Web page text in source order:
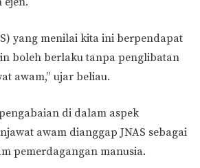
yang menilai kita ini berpendapat
boleh berlaku tanpa penglibatan
awam,” ujar beliau.
di dalam aspek
awam dianggap JNAS sebagai
pemerdagangan manusia.